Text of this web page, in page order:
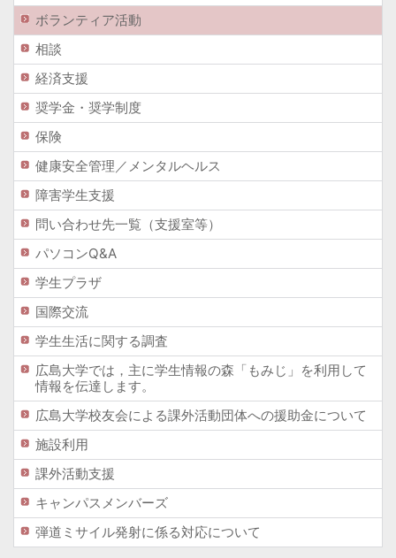
ボランティア活動
相談
経済支援
奨学金・奨学制度
保険
健康安全管理／メンタルヘルス
障害学生支援
問い合わせ先一覧（支援室等）
パソコンQ&A
学生プラザ
国際交流
学生生活に関する調査
広島大学では，主に学生情報の森「もみじ」を利用して
情報を伝達します。
広島大学校友会による課外活動団体への援助金について
施設利用
課外活動支援
キャンパスメンバーズ
弾道ミサイル発射に係る対応について